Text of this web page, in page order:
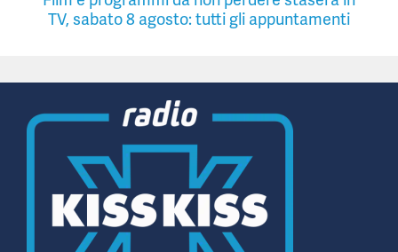
TV, sabato 8 agosto: tutti gli appuntamenti